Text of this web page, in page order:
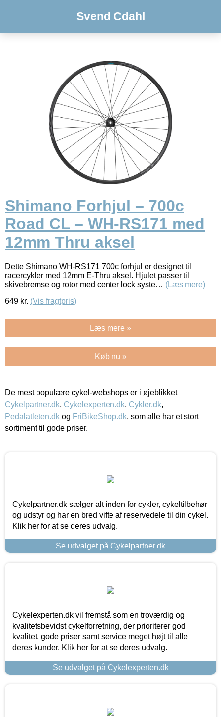
Svend Cdahl
Shimano Forhjul – 700c
Road CL – WH-RS171 med
12mm Thru aksel
Dette Shimano WH-RS171 700c forhjul er designet til
racercykler med 12mm E-Thru aksel. Hjulet passer til
skivebremse og rotor med center lock syste… (Læs mere)
649 kr. (Vis fragtpris)
Læs mere »
Køb nu »
De mest populære cykel-webshops er i øjeblikket
Cykelpartner.dk, Cykelexperten.dk, Cykler.dk,
Pedalatleten.dk og FriBikeShop.dk, som alle har et stort
sortiment til gode priser.
Cykelpartner.dk sælger alt inden for cykler, cykeltilbehør
og udstyr og har en bred vifte af reservedele til din cykel.
Klik her for at se deres udvalg.
Se udvalget på Cykelpartner.dk
Cykelexperten.dk vil fremstå som en troværdig og
kvalitetsbevidst cykelforretning, der prioriterer god
kvalitet, gode priser samt service meget højt til alle
deres kunder. Klik her for at se deres udvalg.
Se udvalget på Cykelexperten.dk